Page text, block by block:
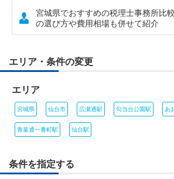
宮城県でおすすめの税理士事務所比
の選び方や費用相場も併せて紹介
エリア・条件の変更
エリア
宮城県 仙台市 広瀬通駅 勾当台公園駅 あ
青葉通一番町駅 仙台駅
条件を指定する